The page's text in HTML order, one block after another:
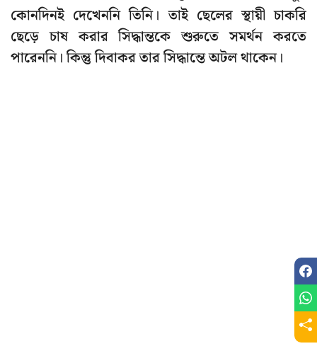
কোনদিনই দেখেননি তিনি। তাই ছেলের স্থায়ী চাকরি
ছেড়ে চাষ করার সিদ্ধান্তকে শুরুতে সমর্থন করতে
পারেননি। কিন্তু দিবাকর তার সিদ্ধান্তে অটল থাকেন।